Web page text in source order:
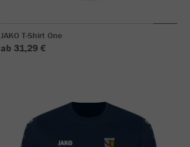
JAKO T-Shirt One
ab 31,29 €